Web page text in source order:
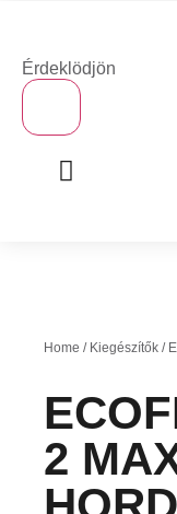
Érdeklödjön
Home / Kiegészítők /
2